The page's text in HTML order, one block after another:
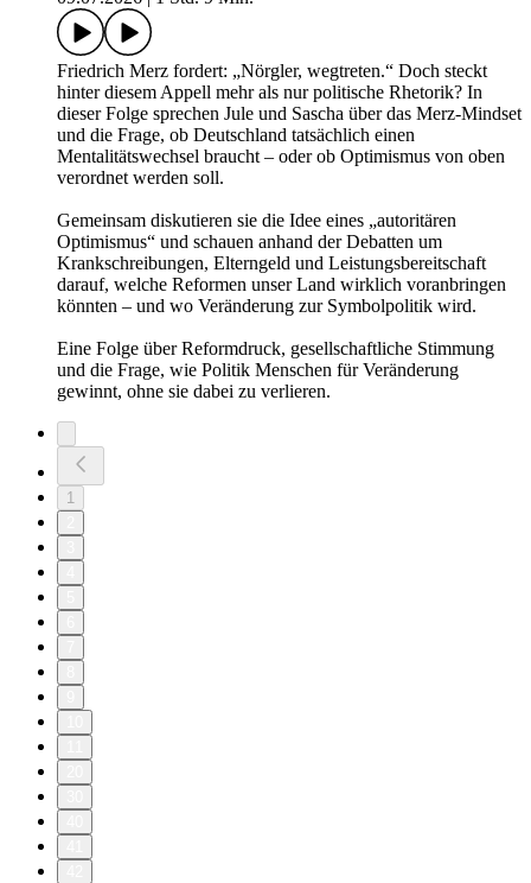
Friedrich Merz fordert: „Nörgler, wegtreten.“ Doch steckt
hinter diesem Appell mehr als nur politische Rhetorik? In
dieser Folge sprechen Jule und Sascha über das Merz-Mindset
und die Frage, ob Deutschland tatsächlich einen
Mentalitätswechsel braucht – oder ob Optimismus von oben
verordnet werden soll.
Gemeinsam diskutieren sie die Idee eines „autoritären
Optimismus“ und schauen anhand der Debatten um
Krankschreibungen, Elterngeld und Leistungsbereitschaft
darauf, welche Reformen unser Land wirklich voranbringen
könnten – und wo Veränderung zur Symbolpolitik wird.
Eine Folge über Reformdruck, gesellschaftliche Stimmung
und die Frage, wie Politik Menschen für Veränderung
gewinnt, ohne sie dabei zu verlieren.
1